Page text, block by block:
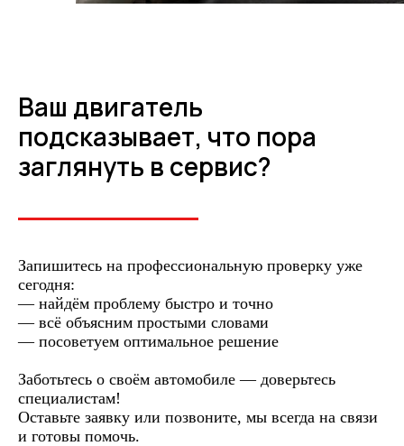
Ваш двигатель
подсказывает, что пора
заглянуть в сервис?
Запишитесь на профессиональную проверку уже
сегодня:
— найдём проблему быстро и точно
— всё объясним простыми словами
— посоветуем оптимальное решение
Заботьтесь о своём автомобиле — доверьтесь
специалистам!
Оставьте заявку или позвоните, мы всегда на связи
и готовы помочь.